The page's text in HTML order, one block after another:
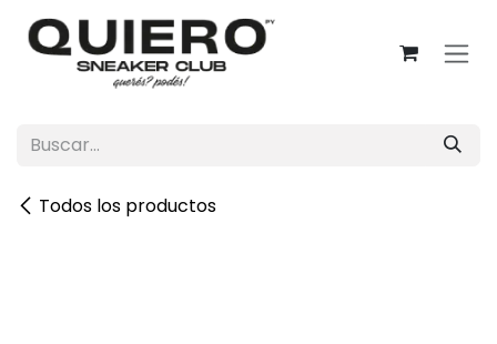
Ir al contenido
Todos los productos